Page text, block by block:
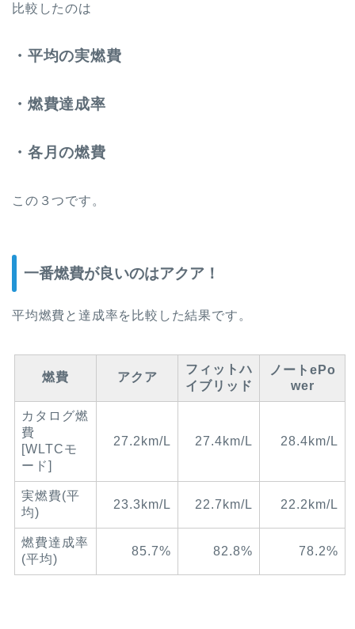
比較したのは
・平均の実燃費
・燃費達成率
・各月の燃費
この３つです。
一番燃費が良いのはアクア！
平均燃費と達成率を比較した結果です。
燃費 アクア
フィットハ
イブリッド
ノートePo
wer
カタログ燃
費
[WLTCモ
ード]
27.2km/L 27.4km/L 28.4km/L
実燃費(平
均)
23.3km/L 22.7km/L 22.2km/L
燃費達成率
(平均)
85.7% 82.8% 78.2%